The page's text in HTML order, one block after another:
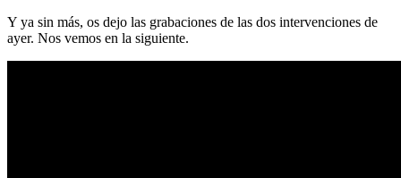
Y ya sin más, os dejo las grabaciones de las dos intervenciones de
ayer. Nos vemos en la siguiente.